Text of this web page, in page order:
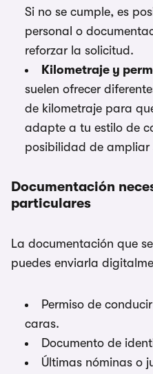
Si no se cumple, es
personal o
reforzar la solicitud.
Kilometraje y
suelen ofrecer
de kilometraje para
adapte a tu estilo de
posibilidad de ampliar
Documentación
particulares
La documentación que
puedes enviarla
Permiso de
caras.
Documento de
Últimas nóminas o